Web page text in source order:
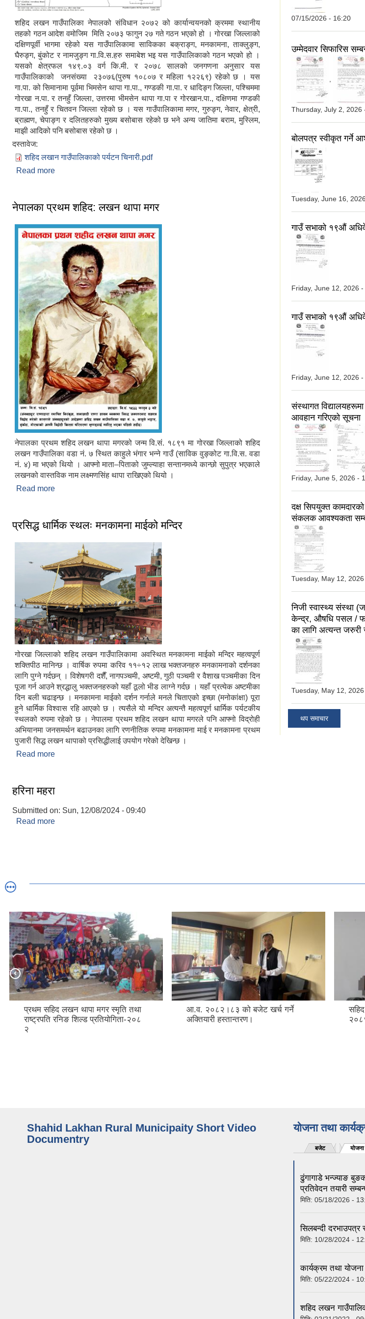
शहिद लखन गाउँपालिका नेपालको संविधान २०७२ को कार्यान्वयनको क्रममा स्थानीय
तहको गठन आदेश वमोजिम मिति २०७३ फागुन २७ गते गठन भएको हो । गोरखा जिल्लाको
दक्षिणपूर्वी भागमा रहेको यस गाउँपालिकामा साविकका बक्राङ्ग, मनकामना, ताक्लुङ्ग,
घैरुङ्ग, बुंकोट र नामजुङ्ग गा.वि.स.हरु समाबेश भइ यस गाउँपालिकाको गठन भएको हो ।
यसको क्षेत्रफल १४९.०३ वर्ग कि.मी. र २०७८ सालको जनगणना अनुसार यस
गाउँपालिकाको जनसंख्या २३०७६(पुरुष १०८०७ र महिला १२२६९) रहेको छ । यस
गा.पा. को सिमानामा पूर्वमा भिमसेन थापा गा.पा., गण्डकी गा.पा. र धादिङ्ग जिल्ला, पश्चिममा
गोरखा न.पा. र तनहुँ जिल्ला, उत्तरमा भीमसेन थापा गा.पा र गोरखान.पा., दक्षिणमा गण्डकी
गा.पा., तनहुँ र चितवन जिल्ला रहेको छ । यस गाउँपालिकामा मगर, गुरुङ्ग, नेवार, क्षेत्री,
ब्राह्मण, चेपाङ्ग र दलितहरुको मुख्य बसोबास रहेको छ भने अन्य जातिमा बराम, मुस्लिम,
माझी आदिको पनि बसोबास रहेको छ ।
दस्तावेज:
शहिद लखान गाउँपालिकाको पर्यटन चिनारी.pdf
Read more
नेपालका प्रथम शहिद: लखन थापा मगर
नेपालका प्रथम शहिद लखन थापा मगरको जन्म वि.सं. १८९१ मा गोरखा जिल्लाको शहिद
लखन गाउँपालिका वडा नं. ७ स्थित काहुले भंगार भन्ने गाउँ (साविक वुङ्कोट गा.वि.स. वडा
नं. ४) मा भएको थियो । आफ्नो माता–पिताको जुम्ल्याहा सन्तानमध्ये कान्छो सुपुत्र भएकाले
लखनको वास्तविक नाम लक्ष्मणसिंह थापा राखिएको थियो ।
Read more
प्रसिद्ध धार्मिक स्थलः मनकामना माईको मन्दिर
गोरखा जिल्लाको शहिद लखन गाउँपालिकामा अवस्थित मनकामना माईको मन्दिर महत्वपूर्ण
शक्तिपीठ मानिन्छ । वार्षिक रुपमा करिव ११÷१२ लाख भक्तजनहरु मनकामनाको दर्शनका
लागि पुग्ने गर्दछन् । विशेषगरी दशैँ, नागपञ्चमी, अष्टमी, गुठी पञ्चमी र वैशाख पञ्चमीका दिन
पूजा गर्न आउने श्रद्धालु भक्तजनहरुको यहाँ ठूलो भीड लाग्ने गर्दछ । यहाँ प्रत्येक अष्टमीका
दिन बली चढाइन्छ । मनकामना माईको दर्शन गर्नाले मनले चिताएको इच्छा (मनोकांक्षा) पूरा
हुने धार्मिक विश्वास रहि आएको छ । त्यसैले यो मन्दिर अत्यन्तै महत्वपूर्ण धार्मिक पर्यटकीय
स्थलको रुपमा रहेको छ । नेपालमा प्रथम शहिद लखन थापा मगरले पनि आफ्नो विद्रोही
अभियानमा जनसमर्थन बढाउनका लागि रणनीतिक रुपमा मनकामना माई र मनकामना प्रथम
पुजारी सिद्ध लखन थापाको प्रसिद्धीलाई उपयोग गरेको देखिन्छ ।
Read more
हरिना महरा
Submitted on: Sun, 12/08/2024 - 09:40
Read more
07/15/2026 - 16:20
उम्मेदवार सिफारिस
Thursday, July 2, 2026
बोलपत्र स्वीकृत गर्ने
Tuesday, June 16,
गाउँ सभाको १९औं
Friday, June 12, 2026
गाउँ सभाको १९औं
Friday, June 12, 2026 -
संस्थागत
आवहान गरिएको सूचना
Friday, June 5, 2026 -
दक्ष सिपयुक्‍त
संकलक आवश्यकता
Tuesday, May 12,
निजी स्वास्थ्य संस्था
केन्द्र, औषधि पसल /
का लागि अत्यन्त जरुरी
Tuesday, May 12,
थप समाचार
प्रथम सहिद लखन थापा मगर स्मृति तथा
राष्ट्रपति रनिङ शिल्ड प्रतियोगिता-२०८
२
आ.व. २०८२।८३ को बजेट खर्च गर्ने
अक्तियारी हस्तान्तरण।
Shahid Lakhan Rural Municipaity Short Video
Documentry
योजना तथा
बजेट योजना
ढुंगागाडे भन्ज्याङ
प्रतिवेदन तयारी
मिति: 05/18/2026 -
सिलबन्दी दरभाउपत्र
मिति: 10/28/2024 -
कार्यक्रम तथा
मिति: 05/22/2024 -
शहिद लखन